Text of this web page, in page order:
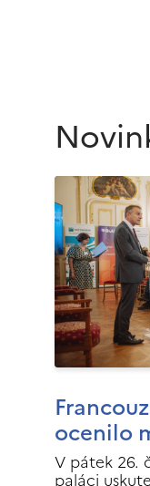
ocenilo
V pátek 26.
paláci